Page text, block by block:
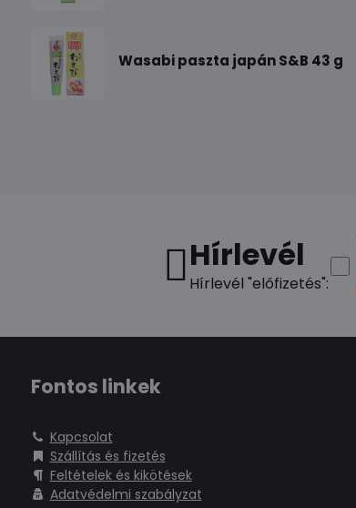
Wasabi paszta japán S&B 43 g
Hírlevél
Hírlevél "előfizetés":
Fontos linkek
Kapcsolat
Szállítás és fizetés
Feltételek és kikötések
Adatvédelmi szabályzat